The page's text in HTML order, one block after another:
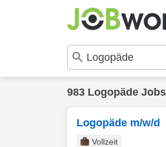
983 Logopäde
Logopäde m/w/d
Vollzeit